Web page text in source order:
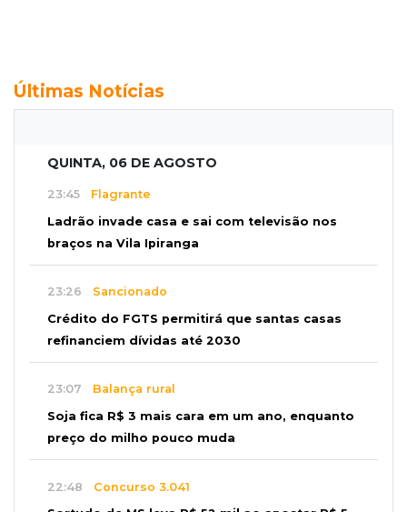
Últimas Notícias
QUINTA, 06 DE AGOSTO
23:45 Flagrante
Ladrão invade casa e sai com televisão nos
braços na Vila Ipiranga
23:26 Sancionado
Crédito do FGTS permitirá que santas casas
refinanciem dívidas até 2030
23:07 Balança rural
Soja fica R$ 3 mais cara em um ano, enquanto
preço do milho pouco muda
22:48 Concurso 3.041